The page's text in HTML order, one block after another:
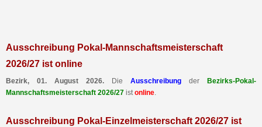
Ausschreibung Pokal-Mannschaftsmeisterschaft
2026/27 ist online
Bezirk, 01. August 2026. Die Ausschreibung der
Bezirks-Pokal-
Mannschaftsmeisterschaft 2026/27 istonline.
Ausschreibung Pokal-Einzelmeisterschaft 2026/27 ist